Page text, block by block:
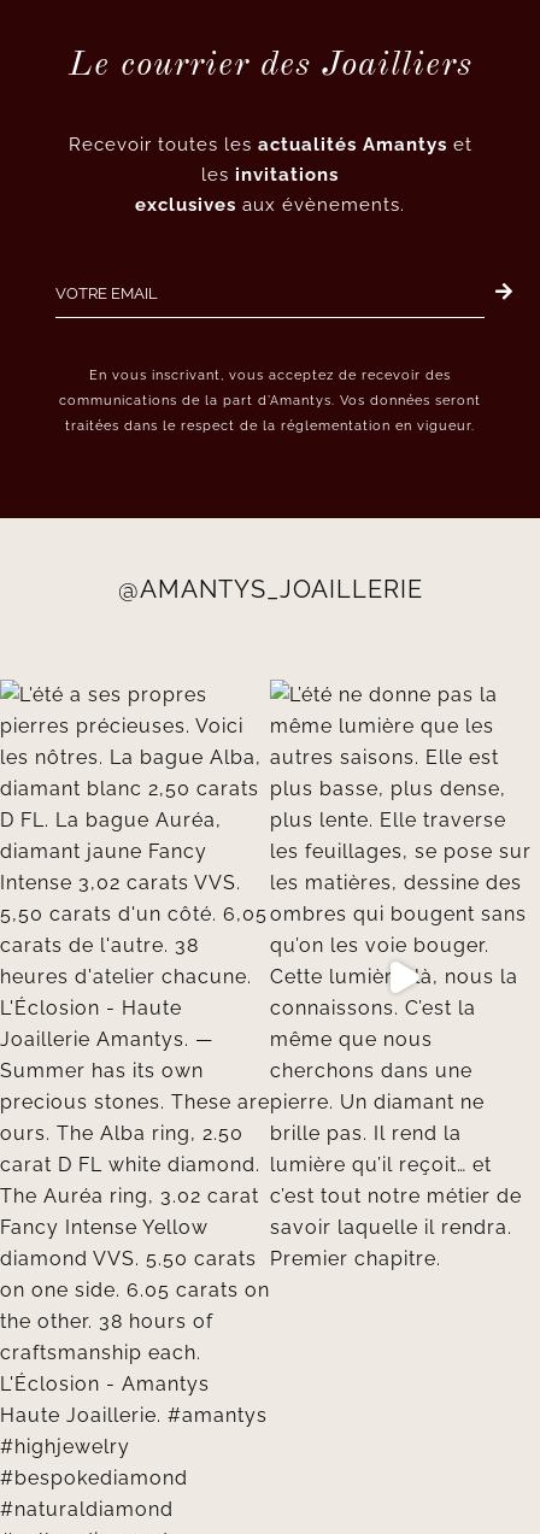
Le courrier des Joailliers
Recevoir toutes les actualités Amantys et
les invitations
exclusives aux évènements.
En vous inscrivant, vous acceptez de recevoir des
communications de la part d’Amantys. Vos données seront
traitées dans le respect de la réglementation en vigueur.
@AMANTYS_JOAILLERIE